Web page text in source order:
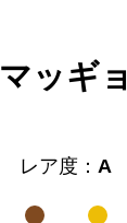
マッギョ
レア度：A